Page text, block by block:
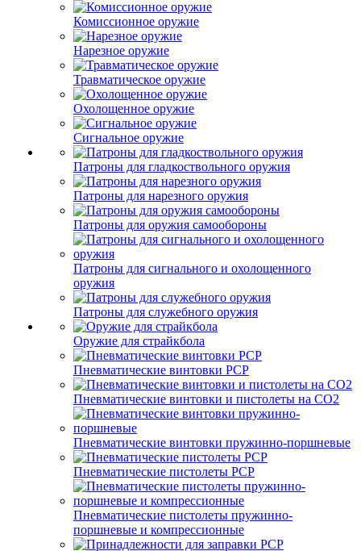
Комиссионное оружие
Нарезное оружие
Травматическое оружие
Охолощенное оружие
Сигнальное оружие
Патроны для гладкоствольного оружия
Патроны для нарезного оружия
Патроны для оружия самообороны
Патроны для сигнального и охолощенного
оружия
Патроны для служебного оружия
Оружие для страйкбола
Пневматические винтовки PCP
Пневматические винтовки и пистолеты на CO2
Пневматические винтовки пружинно-поршневые
Пневматические пистолеты PCP
Пневматические пистолеты пружинно-
поршневые и компрессионные